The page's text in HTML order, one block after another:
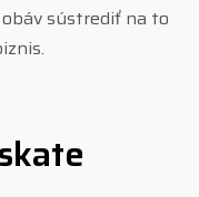
sústrediť na to